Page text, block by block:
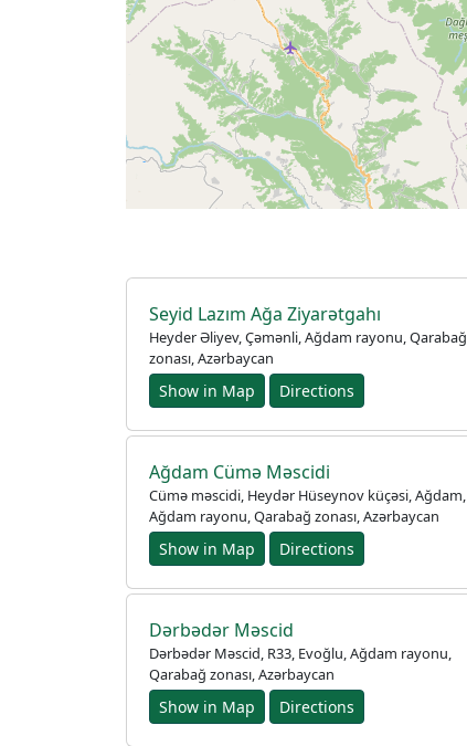
English
français
Seyid Lazım Ağa Ziyarətgahı
Heyder Əliyev, Çəmənli, Ağdam rayonu, Qarabağ
zonası, Azərbaycan
Show in Map Directions
Ağdam Cümə Məscidi
Cümə məscidi, Heydər Hüseynov küçəsi, Ağdam,
Ağdam rayonu, Qarabağ zonası, Azərbaycan
Show in Map Directions
Dərbədər Məscid
Dərbədər Məscid, R33, Evoğlu, Ağdam rayonu,
Qarabağ zonası, Azərbaycan
Show in Map Directions